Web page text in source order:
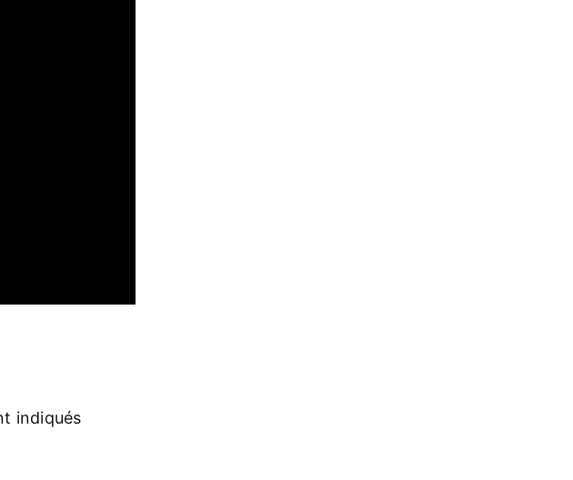
indiqués